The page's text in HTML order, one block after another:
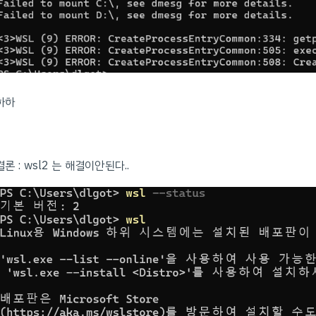
하
론 : wsl2 는 해결이안된다..